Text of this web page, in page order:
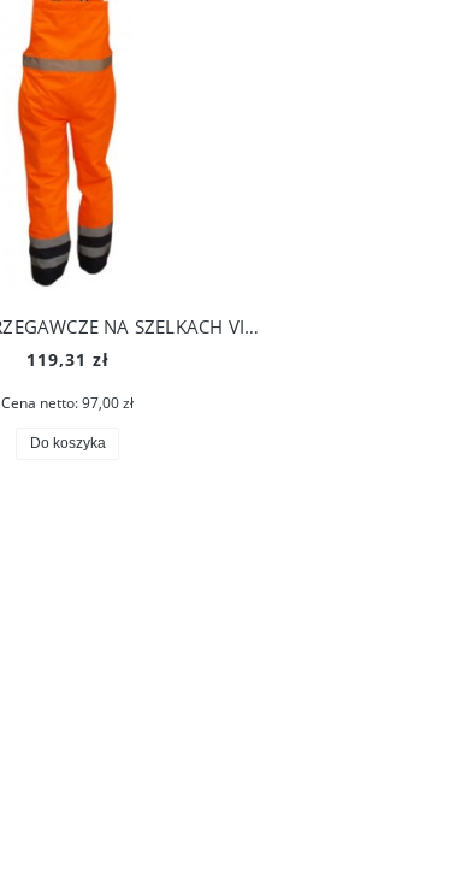
SPODNIE OSTRZEGAWCZE NA SZELKACH VIZWELL
119,31 zł
Cena netto:97,00 zł
Do koszyka